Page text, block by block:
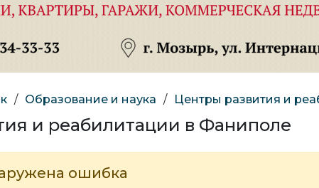
/ Образование и наука / Центры развития и
и реабилитации в Фаниполе
ошибка